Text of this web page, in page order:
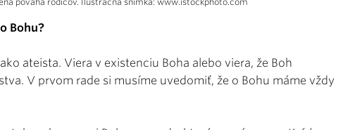
Bohu?
ateista. Viera v existenciu Boha alebo viera, že Boh
V prvom rade si musíme uvedomiť, že o Bohu máme vždy